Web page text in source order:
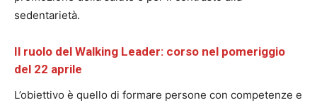
sedentarietà.
Il ruolo del Walking Leader: corso nel pomeriggio
del 22 aprile
L’obiettivo è quello di formare persone con competenze e